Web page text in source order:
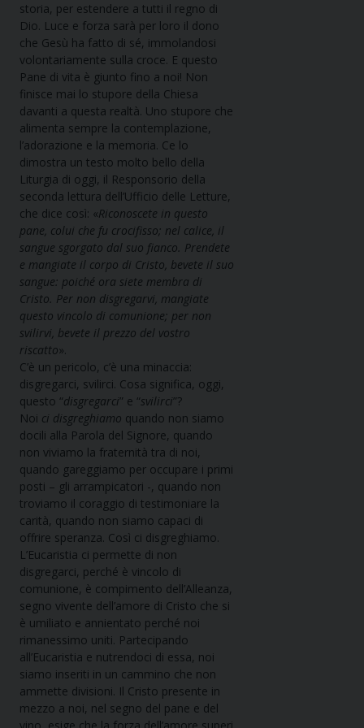
storia, per estendere a tutti il regno di
Dio. Luce e forza sarà per loro il dono
che Gesù ha fatto di sé, immolandosi
volontariamente sulla croce. E questo
Pane di vita è giunto fino a noi! Non
finisce mai lo stupore della Chiesa
davanti a questa realtà. Uno stupore che
alimenta sempre la contemplazione,
l’adorazione e la memoria. Ce lo
dimostra un testo molto bello della
Liturgia di oggi, il Responsorio della
seconda lettura dell’Ufficio delle Letture,
che dice così: «Riconoscete in questo
pane, colui che fu crocifisso; nel calice, il
sangue sgorgato dal suo fianco. Prendete
e mangiate il corpo di Cristo, bevete il suo
sangue: poiché ora siete membra di
Cristo. Per non disgregarvi, mangiate
questo vincolo di comunione; per non
svilirvi, bevete il prezzo del vostro
riscatto».
C’è un pericolo, c’è una minaccia:
disgregarci, svilirci. Cosa significa, oggi,
questo “disgregarci” e “svilirci”?
Noi ci disgreghiamo quando non siamo
docili alla Parola del Signore, quando
non viviamo la fraternità tra di noi,
quando gareggiamo per occupare i primi
posti – gli arrampicatori -, quando non
troviamo il coraggio di testimoniare la
carità, quando non siamo capaci di
offrire speranza. Così ci disgreghiamo.
L’Eucaristia ci permette di non
disgregarci, perché è vincolo di
comunione, è compimento dell’Alleanza,
segno vivente dell’amore di Cristo che si
è umiliato e annientato perché noi
rimanessimo uniti. Partecipando
all’Eucaristia e nutrendoci di essa, noi
siamo inseriti in un cammino che non
ammette divisioni. Il Cristo presente in
mezzo a noi, nel segno del pane e del